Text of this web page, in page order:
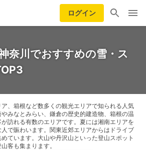
ログイン
奈川でおすすめの雪・ス
、箱根など数多くの観光エリアで知られる人気
みなとみらい、鎌倉の歴史的建造物、箱根の温
訪れる有数のエリアです。夏には湘南エリアを
で賑わいます。関東近郊エリアからはドライブ
ています。大山や丹沢山といった登山スポット
客も集まります。